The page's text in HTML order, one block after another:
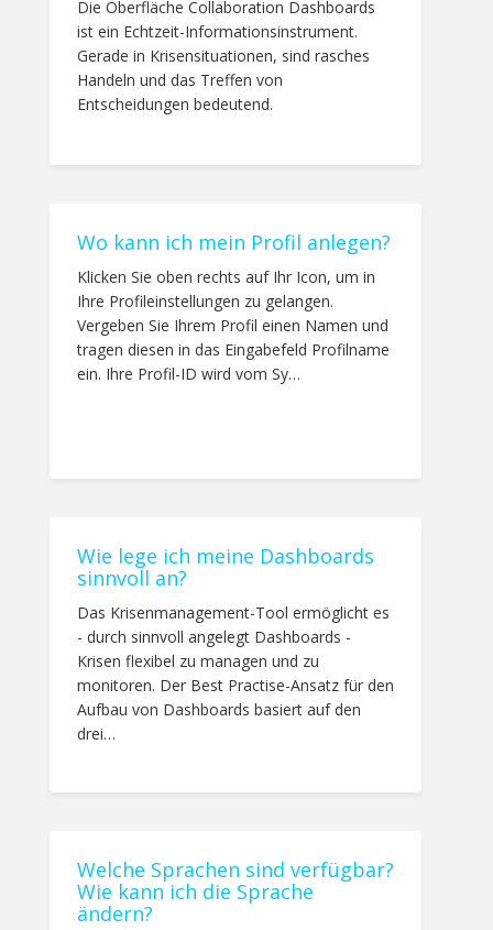
Die Oberfläche Collaboration Dashboards
ist ein Echtzeit-Informationsinstrument.
Gerade in Krisensituationen, sind rasches
Handeln und das Treffen von
Entscheidungen bedeutend.
Wo kann ich mein Profil anlegen?
Klicken Sie oben rechts auf Ihr Icon, um in
Ihre Profileinstellungen zu gelangen.
Vergeben Sie Ihrem Profil einen Namen und
tragen diesen in das Eingabefeld Profilname
ein. Ihre Profil-ID wird vom Sy…
Wie lege ich meine Dashboards
sinnvoll an?
Das Krisenmanagement-Tool ermöglicht es
- durch sinnvoll angelegt Dashboards -
Krisen flexibel zu managen und zu
monitoren. Der Best Practise-Ansatz für den
Aufbau von Dashboards basiert auf den
drei…
Welche Sprachen sind verfügbar?
Wie kann ich die Sprache
ändern?